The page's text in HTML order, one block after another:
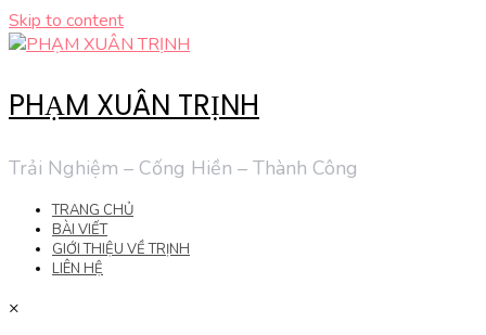
Skip to content
PHẠM XUÂN TRỊNH
Trải Nghiệm – Cống Hiền – Thành Công
TRANG CHỦ
BÀI VIẾT
GIỚI THIỆU VỀ TRỊNH
LIÊN HỆ
×